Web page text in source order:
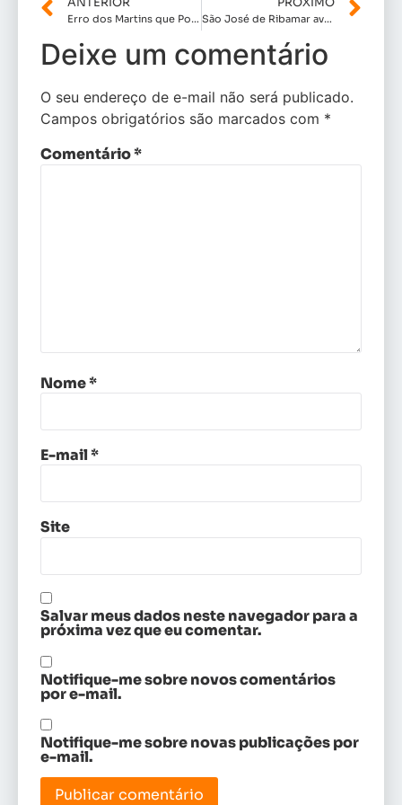
Erro dos Martins que Pode Ter Entregado de Bandeja a Prefeitura para Dico da Farmácia. São José de Ribamar avança em infraestrutura com 101,50 km de pavimentação e 301 ruas renovadas no primeiro mandato de Dr. Julinho
Deixe um comentário
O seu endereço de e-mail não será publicado.
Campos obrigatórios são marcados com *
Comentário*
Nome*
E-mail*
Site
Salvar meus dados neste navegador para a
próxima vez que eu comentar.
Notifique-me sobre novos comentários
por e-mail.
Notifique-me sobre novas publicações por
e-mail.